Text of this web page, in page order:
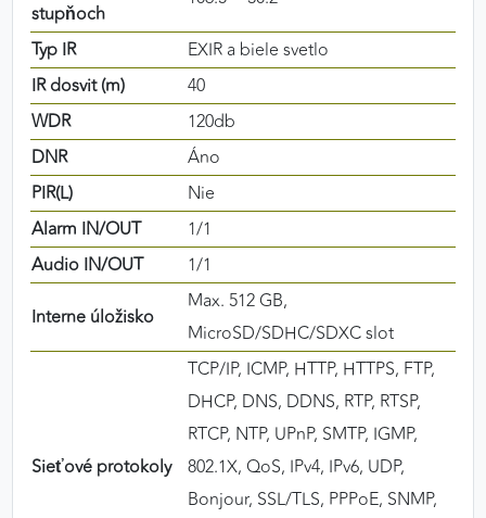
stupňoch
Typ IR
EXIR a biele svetlo
IR dosvit (m)
40
WDR
120db
DNR
Áno
PIR(L)
Nie
Alarm IN/OUT
1/1
Audio IN/OUT
1/1
Interne úložisko
Max. 512 GB,
MicroSD/SDHC/SDXC slot
Sieťové protokoly
TCP/IP, ICMP, HTTP, HTTPS, FTP,
DHCP, DNS, DDNS, RTP, RTSP,
RTCP, NTP, UPnP, SMTP, IGMP,
802.1X, QoS, IPv4, IPv6, UDP,
Bonjour, SSL/TLS, PPPoE, SNMP,